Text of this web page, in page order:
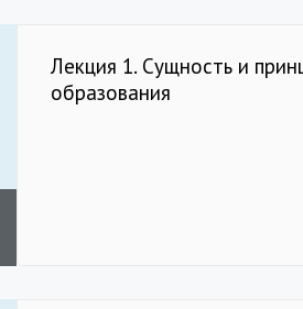
Лекция 1. Сущность и
образования